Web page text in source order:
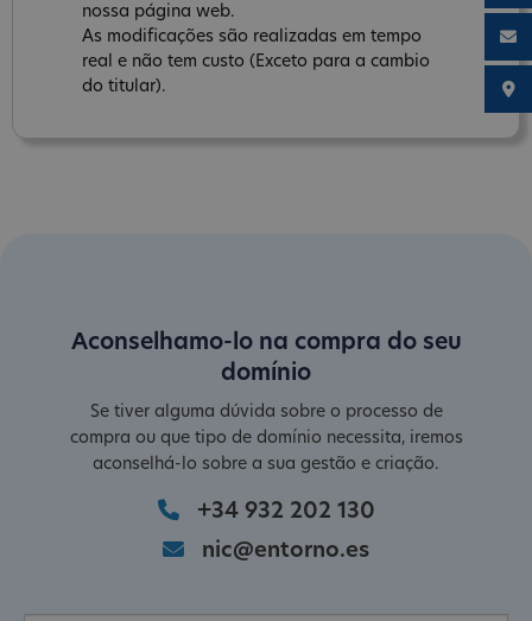
nossa página web.
As modificações são realizadas em tempo
real e não tem custo (Exceto para a cambio
do titular).
Aconselhamo-lo na compra do seu
domínio
Se tiver alguma dúvida sobre o processo de
compra ou que tipo de domínio necessita, iremos
aconselhá-lo sobre a sua gestão e criação.
+34 932 202 130
nic@entorno.es